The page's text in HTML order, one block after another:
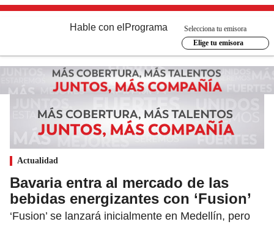
Hable con el Programa
Selecciona tu emisora
Elige tu emisora
Actualidad
Bavaria entra al mercado de las
bebidas energizantes con ‘Fusion’
‘Fusion’ se lanzará inicialmente en Medellín, pero